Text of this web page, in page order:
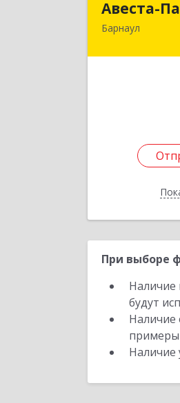
Авеста-
Барнаул656011,
При выборе
Наличие
будут
Наличие
Наличие